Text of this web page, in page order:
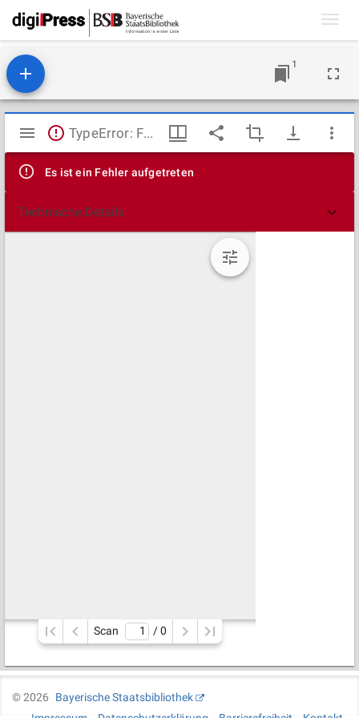
1
Mirador
Viewer
TypeError: Failed to fetch
Es ist ein Fehler aufgetreten
Technische Details
Scan / 0
©2026
Bayerische Staatsbibliothek